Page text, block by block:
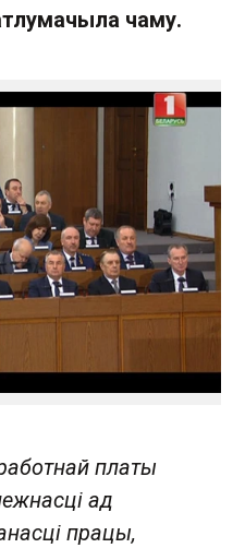
чаму.
платы
ад
працы,